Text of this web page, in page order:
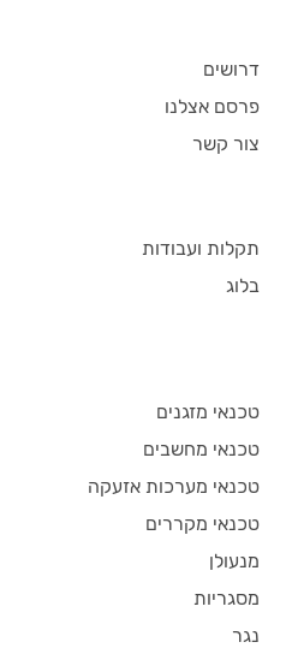
דרושים
פרסם אצלנו
צור קשר
תקלות ועבודות
בלוג
טכנאי מזגנים
טכנאי מחשבים
טכנאי מערכות אזעקה
טכנאי מקררים
מנעולן
מסגריות
נגר